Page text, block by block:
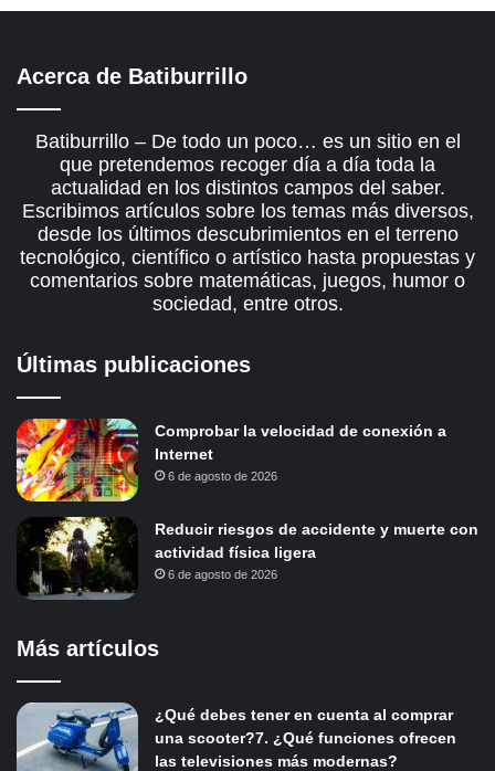
Acerca de Batiburrillo
Batiburrillo – De todo un poco… es un sitio en el
que pretendemos recoger día a día toda la
actualidad en los distintos campos del saber.
Escribimos artículos sobre los temas más diversos,
desde los últimos descubrimientos en el terreno
tecnológico, científico o artístico hasta propuestas y
comentarios sobre matemáticas, juegos, humor o
sociedad, entre otros.
Últimas publicaciones
Comprobar la velocidad de conexión a
Internet
6 de agosto de 2026
Reducir riesgos de accidente y muerte con
actividad física ligera
6 de agosto de 2026
Más artículos
¿Qué debes tener en cuenta al comprar
una scooter?7. ¿Qué funciones ofrecen
las televisiones más modernas?